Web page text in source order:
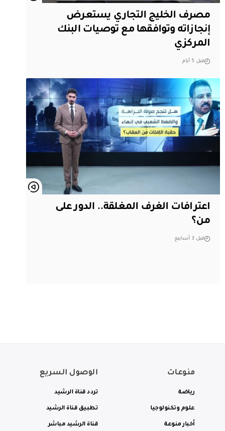
مصرف الخليج التجاري يستعرض
إنجازاته وتوافقها مع توصيات البنك
المركزي
قبل 5 أيام
اعترافات الغرف المغلقة.. الدور على
من؟
قبل 3 أسابيع
منوعات
رياضة
علوم وتكنولوجيا
أخبار منوعة
الوصول السريع
تردد قناة الرشيد
تطبيق قناة الرشيد
قناة الرشيد مباشر